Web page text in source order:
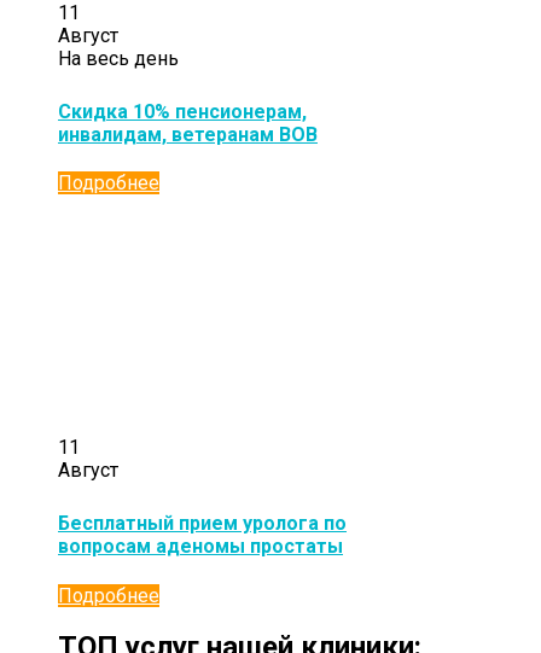
11
Август
На весь день
Скидка 10% пенсионерам,
инвалидам, ветеранам ВОВ
Подробнее
11
Август
Бесплатный прием уролога по
вопросам аденомы простаты
Подробнее